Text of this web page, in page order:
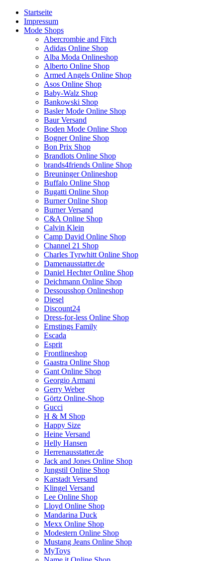
Startseite
Impressum
Mode Shops
Abercrombie and Fitch
Adidas Online Shop
Alba Moda Onlineshop
Alberto Online Shop
Armed Angels Online Shop
Asos Online Shop
Baby-Walz Shop
Bankowski Shop
Basler Mode Online Shop
Baur Versand
Boden Mode Online Shop
Bogner Online Shop
Bon Prix Shop
Brandlots Online Shop
brands4friends Online Shop
Breuninger Onlineshop
Buffalo Online Shop
Bugatti Online Shop
Burner Online Shop
Burner Versand
C&A Online Shop
Calvin Klein
Camp David Online Shop
Channel 21 Shop
Charles Tyrwhitt Online Shop
Damenausstatter.de
Daniel Hechter Online Shop
Deichmann Online Shop
Dessousshop Onlineshop
Diesel
Discount24
Dress-for-less Online Shop
Ernstings Family
Escada
Esprit
Frontlineshop
Gaastra Online Shop
Gant Online Shop
Georgio Armani
Gerry Weber
Görtz Online-Shop
Gucci
H & M Shop
Happy Size
Heine Versand
Helly Hansen
Herrenausstatter.de
Jack and Jones Online Shop
Jungstil Online Shop
Karstadt Versand
Klingel Versand
Lee Online Shop
Lloyd Online Shop
Mandarina Duck
Mexx Online Shop
Modestern Online Shop
Mustang Jeans Online Shop
MyToys